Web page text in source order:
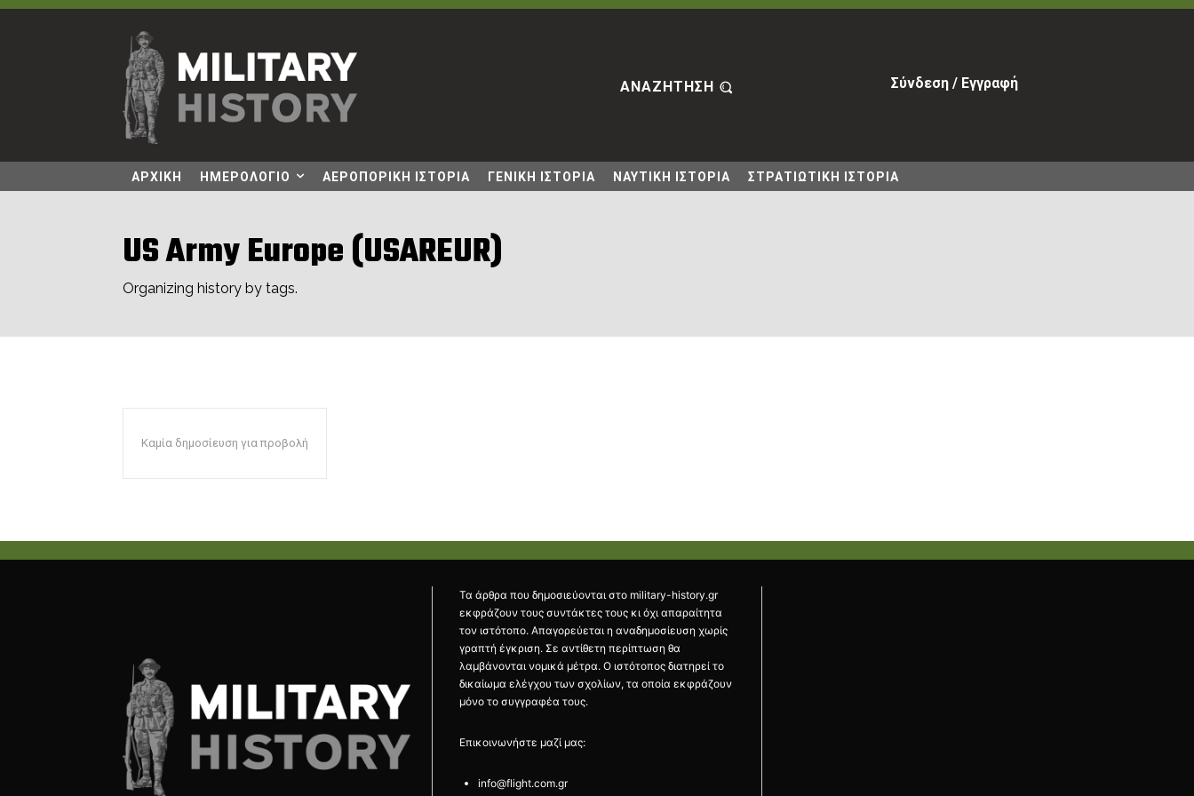
ΑΝΑΖΗΤΗΣΗ Σύνδεση / Εγγραφή
ΑΡΧΙΚΗ ΗΜΕΡΟΛΟΓΙΟ ΑΕΡΟΠΟΡΙΚΗ ΙΣΤΟΡΙΑ ΓΕΝΙΚΗ ΙΣΤΟΡΙΑ ΝΑΥΤΙΚΗ ΙΣΤΟΡΙΑ ΣΤΡΑΤΙΩΤΙΚΗ ΙΣΤΟΡΙΑ
US Army Europe (USAREUR)
Organizing history by tags.
Καμία δημοσίευση για προβολή
Τα άρθρα που δημοσιεύονται στο military-history.gr
εκφράζουν τους συντάκτες τους κι όχι απαραίτητα
τον ιστότοπο. Απαγορεύεται η αναδημοσίευση χωρίς
γραπτή έγκριση. Σε αντίθετη περίπτωση θα
λαμβάνονται νομικά μέτρα. Ο ιστότοπος διατηρεί το
δικαίωμα ελέγχου των σχολίων, τα οποία εκφράζουν
μόνο το συγγραφέα τους.
Επικοινωνήστε μαζί μας:
info@flight.com.gr